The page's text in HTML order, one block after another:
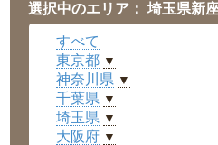
選択中のエリア： 埼玉県新
すべて
東京都 ▼
神奈川県 ▼
千葉県 ▼
埼玉県 ▼
大阪府 ▼